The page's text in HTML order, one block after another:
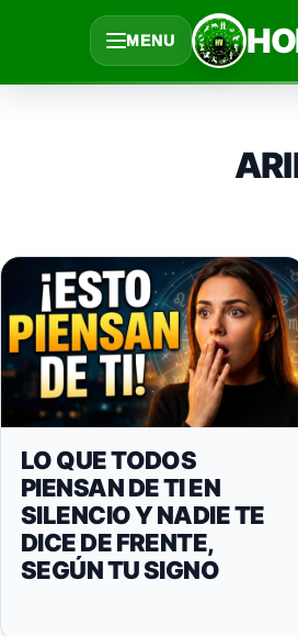
contenido
MENU
LO QUE TODOS
PIENSAN DE TI EN
SILENCIO Y NADIE TE
DICE DE FRENTE,
SEGÚN TU SIGNO